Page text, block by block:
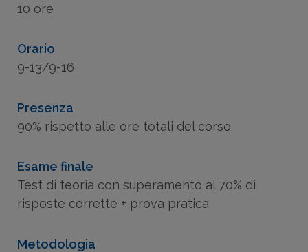
10 ore
Orario
9-13/9-16
Presenza
90% rispetto alle ore totali del corso
Esame finale
Test di teoria con superamento al 70% di
risposte corrette + prova pratica
Metodologia